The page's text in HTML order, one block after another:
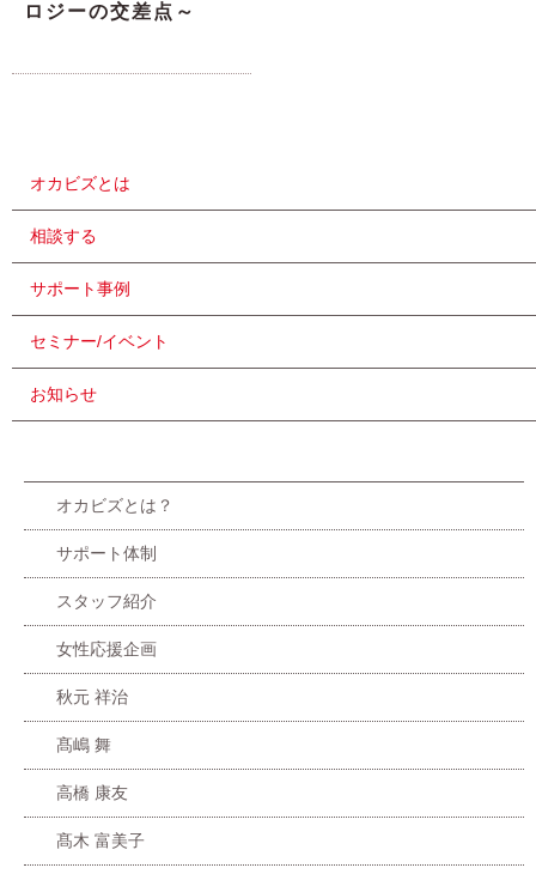
ロジーの交差点～
オカビズとは
相談する
サポート事例
セミナー/イベント
お知らせ
オカビズとは？
サポート体制
スタッフ紹介
女性応援企画
秋元 祥治
髙嶋 舞
高橋 康友
髙木 富美子